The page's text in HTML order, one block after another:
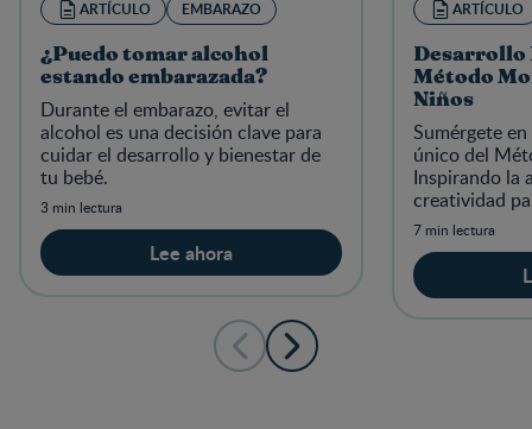
ARTÍCULO EMBARAZO
¿Puedo tomar alcohol
estando embarazada?
Durante el embarazo, evitar el
alcohol es una decisión clave para
cuidar el desarrollo y bienestar de
tu bebé.
3 min lectura
Lee ahora
ARTÍCULO
Desarrollo
Método
Niños
Sumérgete
único del
Inspirando la
creatividad
y armonioso
7 min lectura